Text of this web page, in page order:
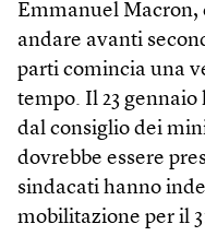
Emmanuel Macron,
andare avanti
parti comincia una
tempo. Il 23
dal consiglio dei
dovrebbe essere
sindacati hanno
mobilitazione per il